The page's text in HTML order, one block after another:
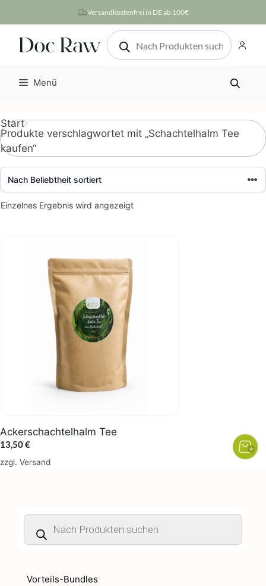
Inhalt
springen
Versandkostenfrei in DE ab 100€
Products
search
Menü
Start
Produkte verschlagwortet mit „Schachtelhalm Tee
kaufen“
Einzelnes Ergebnis wird angezeigt
Ackerschachtelhalm Tee
13,50€
zzgl. Versand
Products
search
Vorteils-Bundles